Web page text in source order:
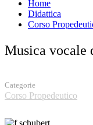
Home
Didattica
Corso
Musica vocale
Categorie
Corso Propedeutico